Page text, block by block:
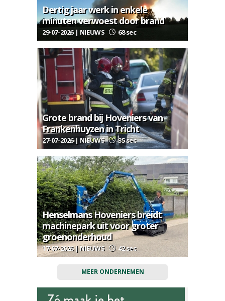
Dertig jaar werk in enkele
minuten verwoest door brand
29-07-2026 | NIEUWS 68 sec
Grote brand bij Hoveniers van
Frankenhuyzen in Tricht
27-07-2026 | NIEUWS 35 sec
Henselmans Hoveniers breidt
machinepark uit voor groter
groenonderhoud
17-07-2026 | NIEUWS 42 sec
MEER ONDERNEMEN